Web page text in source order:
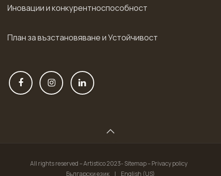
Иновации и конкурентноспособност
План за възстановяване и Устойчивост
All rights reserved – Artistico 2023- Sitemap – Privacy policy
Български език
| English (US)